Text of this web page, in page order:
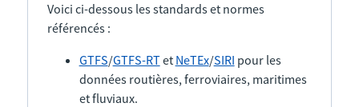
Voici ci-dessous les standards et normes
référencés :
GTFS/GTFS-RTet NeTEx/SIRI pour les
données routières, ferroviaires, maritimes
et fluviaux.